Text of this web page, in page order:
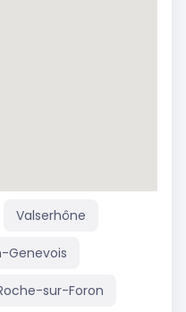
Valserhône
Genevois
sur-Foron